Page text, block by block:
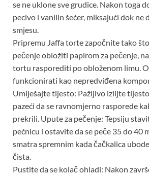
se ne uklone sve grudice. Nakon toga
pecivo i vanilin šećer, miksajući dok ne
smjesu.
Pripremu Jaffa torte započnite tako
pečenje obložiti papirom za pečenje,
tortu rasporediti po obloženom limu.
funkcionirati kao nepredviđena
Umiješajte tijesto: Pažljivo izlijte
pazeći da se ravnomjerno rasporede
prekrili. Upute za pečenje: Tepsiju
pećnicu i ostavite da se peče 35 do 40
smatra spremnim kada čačkalica
čista.
Pustite da se kolač ohladi: Nakon